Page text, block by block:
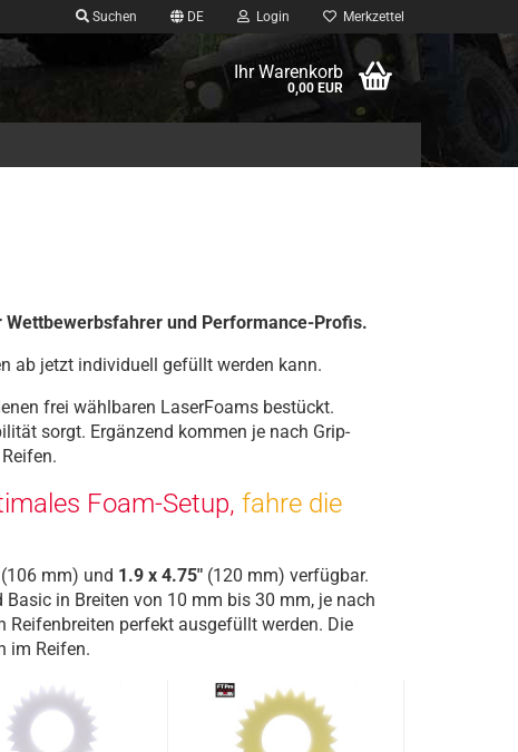
Suchen DE Login Merkzettel
Ihr Warenkorb
0,00 EUR
und Performance-Profis.
ab jetzt individuell gefüllt werden kann.
frei wählbaren LaserFoams bestückt.
sorgt. Ergänzend kommen je nach Grip-
Foam-Setup, fahre die
(106 mm) und 1.9 x 4.75"(120 mm) verfügbar.
in Breiten von 10 mm bis 30 mm, je nach
perfekt ausgefüllt werden. Die
im Reifen.